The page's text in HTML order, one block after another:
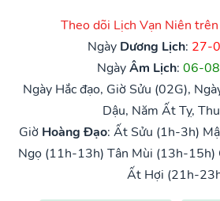
Theo dõi Lịch Vạn Niên trên
Ngày Dương Lịch: 27-
NgàyÂm Lịch: 06-
Ngày Hắc đạo, Giờ Sửu (02G),
Dậu, Năm Ất Tỵ,
Giờ Hoàng Đạo: Ất Sửu (1h-3h)
Ngọ (11h-13h) Tân Mùi (13h-15h)
Ất Hợi (21h-